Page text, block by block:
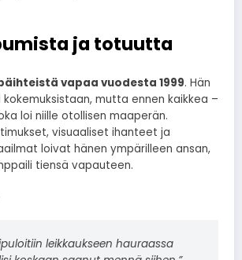
ja totuutta
vapaa vuodesta 1999. Hän
mutta ennen kaikkea –
loi niille otollisen maaperän.
visuaaliset ihanteet ja
loivat hänen ympärilleen ansan,
tiensä vapauteen.
leikkaukseen hauraassa